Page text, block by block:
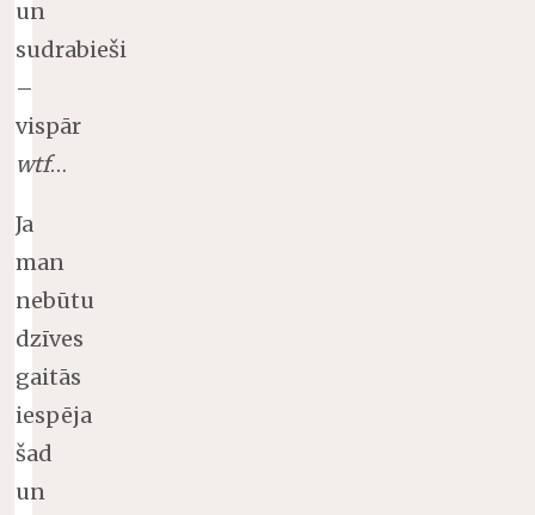
un
sudrabieši
–
vispār
wtf…
Ja
man
nebūtu
dzīves
gaitās
iespēja
šad
un